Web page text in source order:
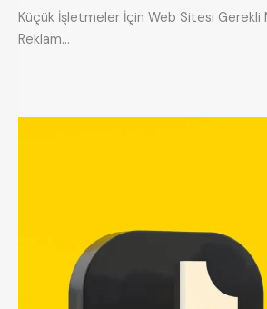
Küçük İşletmeler İçin Web Sitesi Gerekli
Reklam…